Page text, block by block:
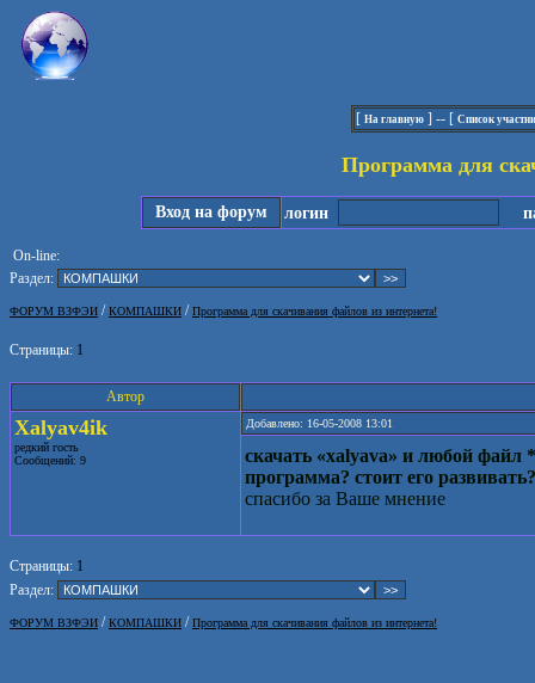
[ На главную ] -- [ Список
Программа для
Вход на форум логин
On-line:
Раздел:
ФОРУМ ВЗФЭИ /КОМПАШКИ /Программа для скачивания файлов из интернета!
Страницы: 1
Автор
Xalyav4ik
редкий гость
Сообщений: 9
Добавлено: 16-05-2008 13:01
скачать «xalyava» и любой файл
программа? стоит его
спасибо за Ваше мнение
Страницы: 1
Раздел:
ФОРУМ ВЗФЭИ /КОМПАШКИ /Программа для скачивания файлов из интернета!